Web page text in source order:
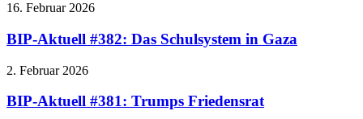
16. Februar 2026
BIP-Aktuell #382: Das Schulsystem in Gaza
2. Februar 2026
BIP-Aktuell #381: Trumps Friedensrat